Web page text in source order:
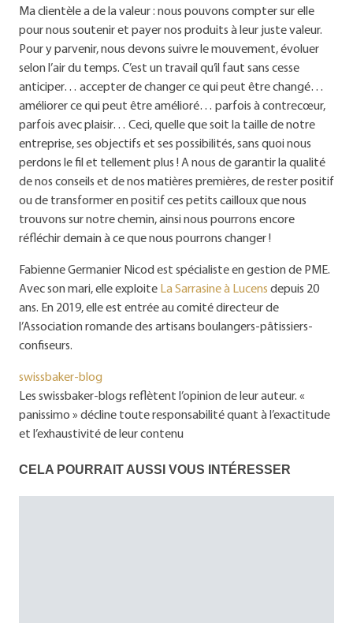
Ma clientèle a de la valeur : nous pouvons compter sur elle
pour nous soutenir et payer nos produits à leur juste valeur.
Pour y parvenir, nous devons suivre le mouvement, évoluer
selon l’air du temps. C’est un travail qu’il faut sans cesse
anticiper… accepter de changer ce qui peut être changé…
améliorer ce qui peut être amélioré… parfois à contrecœur,
parfois avec plaisir… Ceci, quelle que soit la taille de notre
entreprise, ses objectifs et ses possibilités, sans quoi nous
perdons le fil et tellement plus ! A nous de garantir la qualité
de nos conseils et de nos matières premières, de rester positif
ou de transformer en positif ces petits cailloux que nous
trouvons sur notre chemin, ainsi nous pourrons encore
réfléchir demain à ce que nous pourrons changer !
Fabienne Germanier Nicod est spécialiste en gestion de PME.
Avec son mari, elle exploite La Sarrasine à Lucens depuis 20
ans. En 2019, elle est entrée au comité directeur de
l’Association romande des artisans boulangers-pâtissiers-
confiseurs.
swissbaker-blog
Les swissbaker-blogs reflètent l’opinion de leur auteur. «
panissimo » décline toute responsabilité quant à l’exactitude
et l’exhaustivité de leur contenu
CELA POURRAIT AUSSI VOUS INTÉRESSER